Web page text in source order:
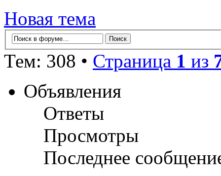
Новая тема
Тем: 308 • Страница 1 из
Объявления
Ответы
Просмотры
Последнее